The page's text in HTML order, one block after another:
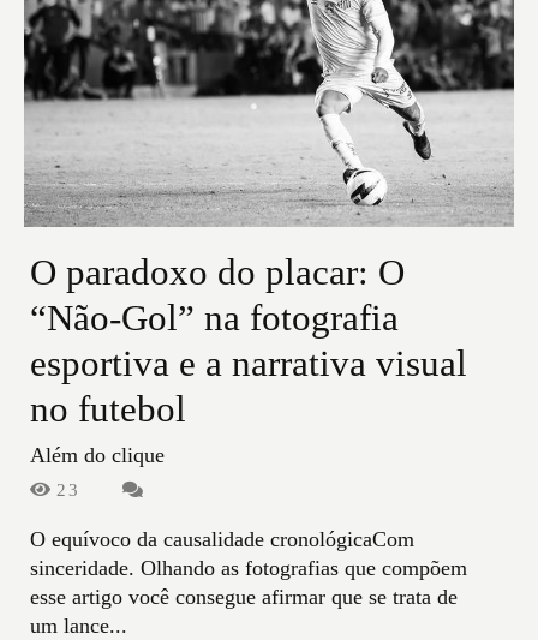
O paradoxo do placar: O
“Não-Gol” na fotografia
esportiva e a narrativa visual
no futebol
Além do clique
23
O equívoco da causalidade cronológicaCom
sinceridade. Olhando as fotografias que compõem
esse artigo você consegue afirmar que se trata de
um lance...